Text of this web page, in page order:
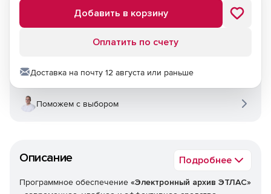
Описание Подробнее
Программное обеспечение «Электронный архив ЭТЛАС»
Добавить в корзину
Оплатить по счету
Доставка на почту 12 августа или раньше
Поможем с выбором